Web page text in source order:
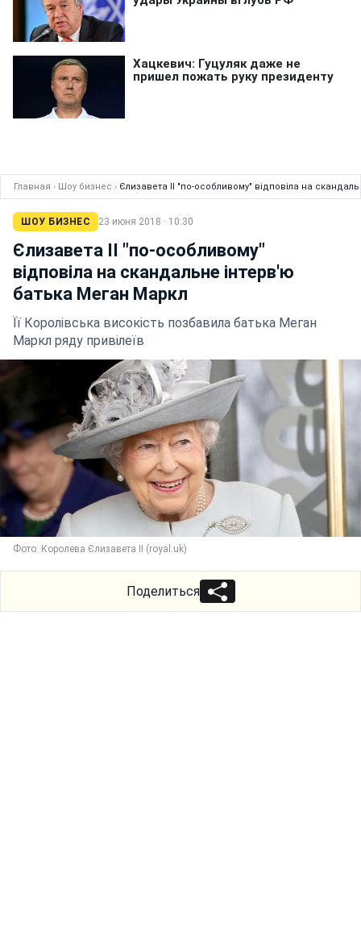
Главная › Шоу бизнес › Єлизавета II "по-особливому" відповіла на
ШОУ БИЗНЕС 23 июня 2018 · 10:30
Єлизавета II "по-особливому"
відповіла на скандальне інтерв'ю
батька Меган Маркл
Її Королівська високість позбавила батька Меган
Маркл ряду привілеїв
Фото: Королева Єлизавета II (royal.uk)
Поделиться